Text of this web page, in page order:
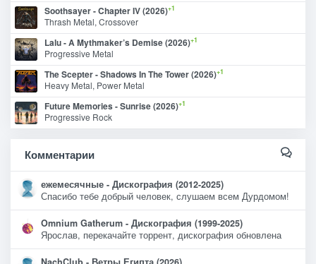
Soothsayer - Chapter IV (2026)+1
Thrash Metal, Crossover
Lalu - A Mythmaker’s Demise (2026)+1
Progressive Metal
The Scepter - Shadows In The Tower (2026)+1
Heavy Metal, Power Metal
Future Memories - Sunrise (2026)+1
Progressive Rock
Комментарии
ежемесячные - Дискография (2012-2025)
Спасибо тебе добрый человек, слушаем всем Дурдомом!
Omnium Gatherum - Дискография (1999-2025)
Ярослав, перекачайте торрент, дискография обновлена